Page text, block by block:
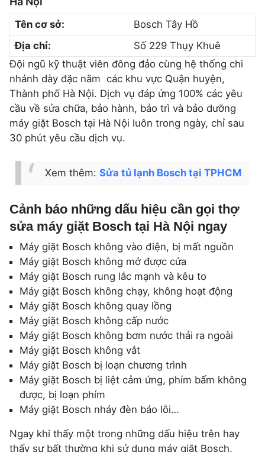
Tên cơ sở:
Bosch Tây Hồ
Địa chỉ:
Số 229 Thụy Khuê
Đội ngũ kỹ thuật viên đông đảo cùng hệ thống chi
nhánh dày đặc nằm các khu vực Quận huyện,
Thành phố Hà Nội. Dịch vụ đáp ứng 100% các yêu
cầu về sửa chữa, bảo hành, bảo trì và bảo dưỡng
máy giặt Bosch tại Hà Nội luôn trong ngày, chỉ sau
30 phút yêu cầu dịch vụ.
Xem thêm: Sửa tủ lạnh Bosch tại TPHCM
Cảnh báo những dấu hiệu cần gọi thợ
sửa máy giặt Bosch tại Hà Nội ngay
Máy giặt Bosch không vào điện, bị mất nguồn
Máy giặt Bosch không mở được cửa
Máy giặt Bosch rung lắc mạnh và kêu to
Máy giặt Bosch không chạy, không hoạt động
Máy giặt Bosch không quay lồng
Máy giặt Bosch không cấp nước
Máy giặt Bosch không bơm nước thải ra ngoài
Máy giặt Bosch không vắt
Máy giặt Bosch bị loạn chương trình
Máy giặt Bosch bị liệt cảm ứng, phím bấm không
được, bị loạn phím
Máy giặt Bosch nháy đèn báo lỗi…
Ngay khi thấy một trong những dấu hiệu trên hay
thấy sự bất thường khi sử dụng máy giặt Bosch.